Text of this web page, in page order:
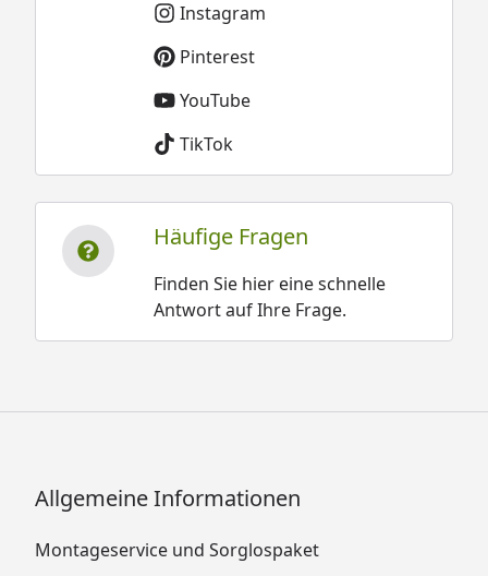
Instagram
Pinterest
YouTube
TikTok
Häufige Fragen
Finden Sie hier eine schnelle
Antwort auf Ihre Frage.
Allgemeine Informationen
Montageservice und Sorglospaket